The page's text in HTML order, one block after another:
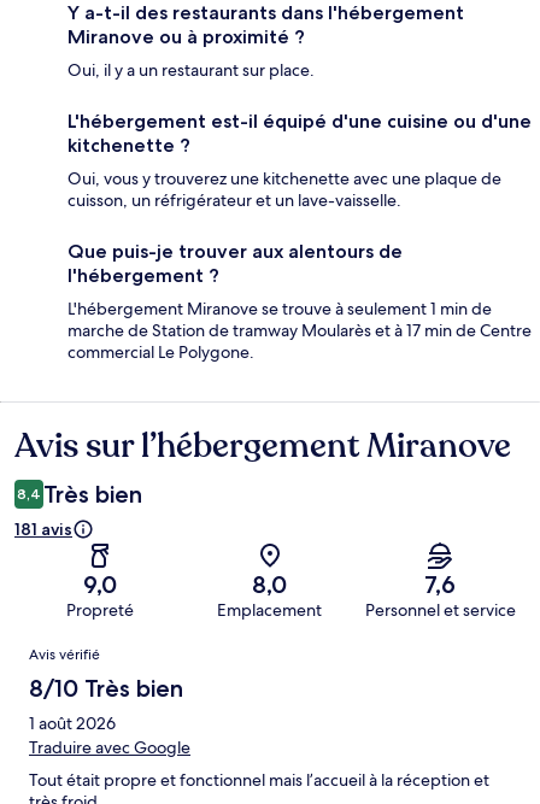
Y a-t-il des restaurants dans l'hébergement
Miranove ou à proximité ?
Oui, il y a un restaurant sur place.
L'hébergement est-il équipé d'une cuisine ou d'une
kitchenette ?
Oui, vous y trouverez une kitchenette avec une plaque de
cuisson, un réfrigérateur et un lave-vaisselle.
Que puis-je trouver aux alentours de
l'hébergement ?
L'hébergement Miranove se trouve à seulement 1 min de
marche de Station de tramway Moularès et à 17 min de Centre
commercial Le Polygone.
Avis
Avis sur l’hébergement Miranove
8,4 Très bien
181 avis
9,0
Propreté
8,0
Emplacement
7,6
Personnel et service
Avis
Avis vérifié
8/10 Très bien
1 août 2026
Traduire avec Google
Tout était propre et fonctionnel mais l’accueil à la réception et